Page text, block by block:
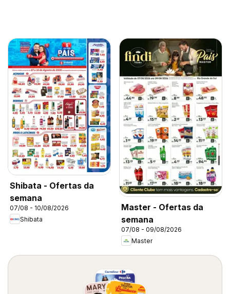
Shibata - Ofertas da
semana
07/08 - 10/08/2026
Shibata
Master - Ofertas da
semana
07/08 - 09/08/2026
Master